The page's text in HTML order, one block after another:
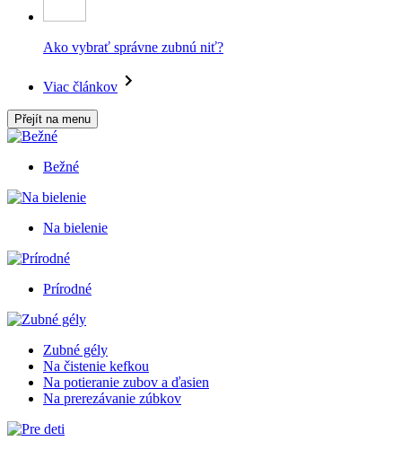
Ako vybrať správne zubnú niť?
Viac článkov
Přejít na menu
Bežné
Na bielenie
Prírodné
Zubné gély
Na čistenie kefkou
Na potieranie zubov a ďasien
Na prerezávanie zúbkov